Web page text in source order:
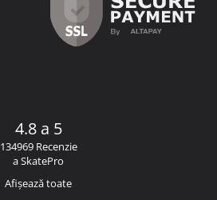
4.8 a 5
134969 Recenzie
a SkatePro
Afișează toate